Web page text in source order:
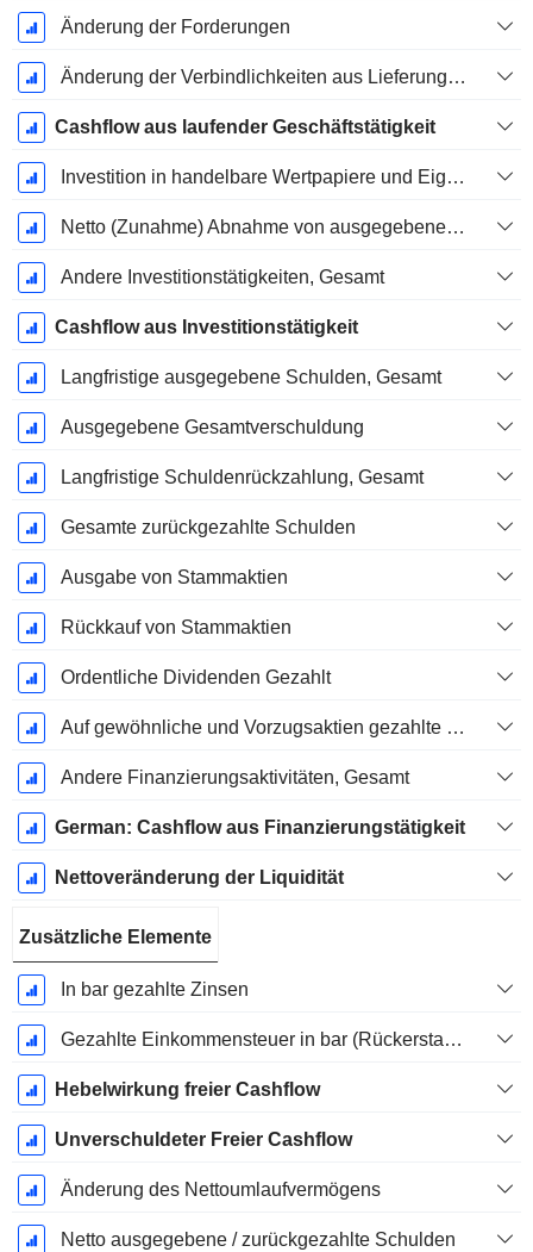
Änderung der Forderungen
Änderung der Verbindlichkeiten aus Lieferungen und Leistungen
Cashflow aus laufender Geschäftstätigkeit
Investition in handelbare Wertpapiere und Eigenkapitalinstrumente, Gesamt
Netto (Zunahme) Abnahme von ausgegebenen / verkauften Krediten - Investition
Andere Investitionstätigkeiten, Gesamt
Cashflow aus Investitionstätigkeit
Langfristige ausgegebene Schulden, Gesamt
Ausgegebene Gesamtverschuldung
Langfristige Schuldenrückzahlung, Gesamt
Gesamte zurückgezahlte Schulden
Ausgabe von Stammaktien
Rückkauf von Stammaktien
Ordentliche Dividenden Gezahlt
Auf gewöhnliche und Vorzugsaktien gezahlte Dividenden
Andere Finanzierungsaktivitäten, Gesamt
German: Cashflow aus Finanzierungstätigkeit
Nettoveränderung der Liquidität
Zusätzliche Elemente
In bar gezahlte Zinsen
Gezahlte Einkommensteuer in bar (Rückerstattung)
Hebelwirkung freier Cashflow
Unverschuldeter Freier Cashflow
Änderung des Nettoumlaufvermögens
Netto ausgegebene / zurückgezahlte Schulden